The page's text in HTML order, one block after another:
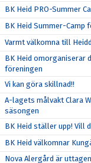
BK Heid PRO-Summer
BK Heid Summer-Camp
Varmt välkomna till
BK Heid omorganiserar
föreningen
Vi kan göra skillnad!!
A-lagets målvakt Clara
säsongen
BK Heid ställer upp! Vill
BK Heid välkomnar
Nova Alergård är